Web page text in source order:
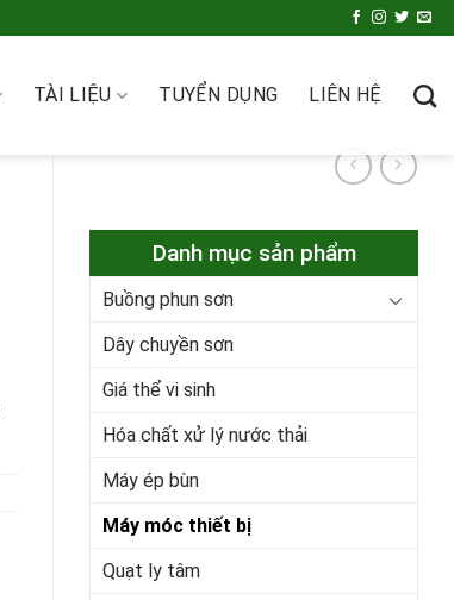
TÀI LIỆU TUYỂN DỤNG LIÊN HỆ
Danh mục sản phẩm
Buồng phun sơn
Dây chuyền sơn
Giá thể vi sinh
Hóa chất xử lý nước thải
Máy ép bùn
Máy móc thiết bị
Quạt ly tâm